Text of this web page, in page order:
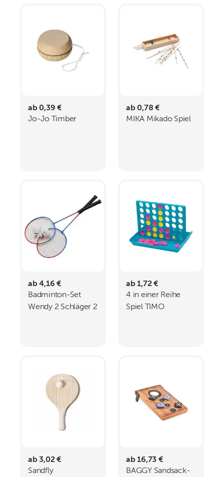
ab 0,39 €
Jo-Jo Timber
ab 0,78 €
MIKA Mikado Spiel
ab 4,16 €
Badminton-Set
Wendy 2 Schläger 2
ab 1,72 €
4 in einer Reihe
Spiel TIMO
ab 3,02 €
Sandfly
ab 16,73 €
BAGGY Sandsack-